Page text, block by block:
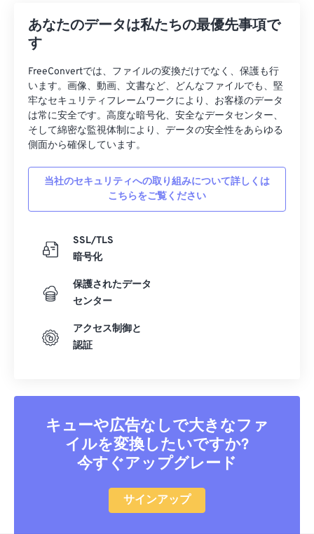
あなたのデータは私たちの最優先事項で
す
FreeConvertでは、ファイルの変換だけでなく、保護も行
います。画像、動画、文書など、どんなファイルでも、堅
牢なセキュリティフレームワークにより、お客様のデータ
は常に安全です。高度な暗号化、安全なデータセンター、
そして綿密な監視体制により、データの安全性をあらゆる
側面から確保しています。
当社のセキュリティへの取り組みについて詳しくは
こちらをご覧ください
SSL/TLS
暗号化
保護されたデータ
センター
アクセス制御と
認証
キューや広告なしで大きなファ
イルを変換したいですか?
今すぐアップグレード
サインアップ